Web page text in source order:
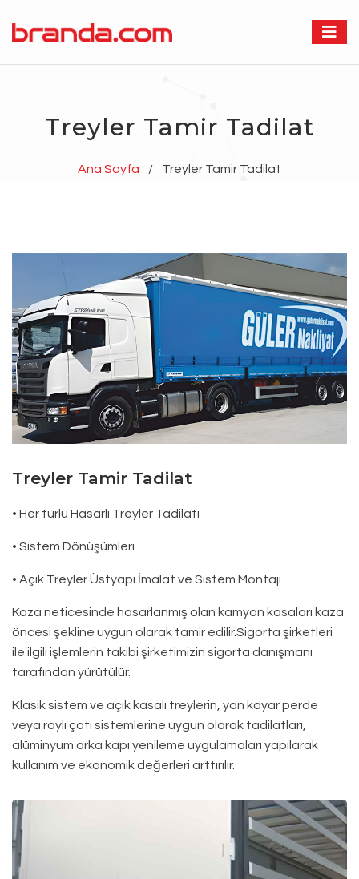
Treyler Tamir Tadilat
Ana Sayfa / Treyler Tamir Tadilat
Treyler Tamir Tadilat
• Her türlü Hasarlı Treyler Tadilatı
• Sistem Dönüşümleri
• Açık Treyler Üstyapı İmalat ve Sistem Montajı
Kaza neticesinde hasarlanmış olan kamyon kasaları kaza
öncesi şekline uygun olarak tamir edilir.Sigorta şirketleri
ile ilgili işlemlerin takibi şirketimizin sigorta danışmanı
tarafından yürütülür.
Klasik sistem ve açık kasalı treylerin, yan kayar perde
veya raylı çatı sistemlerine uygun olarak tadilatları,
alüminyum arka kapı yenileme uygulamaları yapılarak
kullanım ve ekonomik değerleri arttırılır.